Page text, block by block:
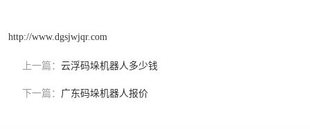
http://www.dgsjwjqr.com
上一篇： 云浮码垛机器人多少钱
下一篇： 广东码垛机器人报价